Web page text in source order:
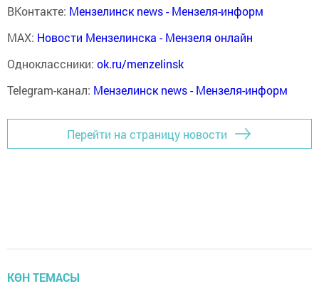
ВКонтакте: Мензелинск news - Мензеля-информ
MAX: Новости Мензелинска - Мензеля онлайн
Одноклассники: ok.ru/menzelinsk
Telegram-канал: Мензелинск news - Мензеля-информ
Перейти на страницу новости
КӨН ТЕМАСЫ